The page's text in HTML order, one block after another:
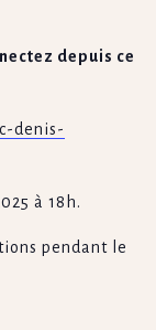
depuis ce
denis-
à 18h.
pendant le